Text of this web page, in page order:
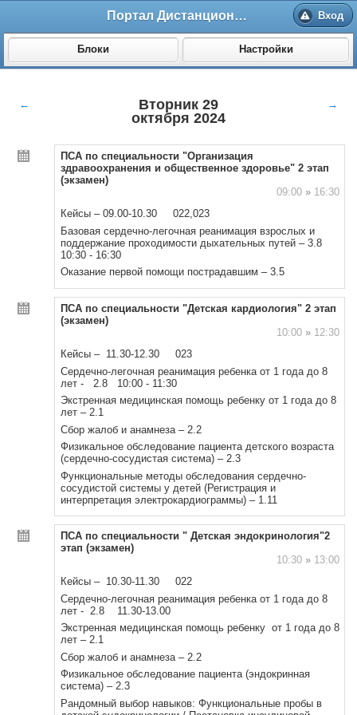
Портал Дистанционного обучения ВолгГМУ Вход
Блоки Настройки
←
Вторник 29
октября 2024
→
ПСА по специальности "Организация
здравоохранения и общественное здоровье" 2 этап
(экзамен)
09:00 »16:30
Кейсы – 09.00-10.30 022,023
Базовая сердечно-легочная реанимация взрослых и
поддержание проходимости дыхательных путей – 3.8
10:30 - 16:30
Оказание первой помощи пострадавшим – 3.5
ПСА по специальности "Детская кардиология" 2 этап
(экзамен)
10:00 »12:30
Кейсы – 11.30-12.30 023
Сердечно-легочная реанимация ребенка от 1 года до 8
лет - 2.8 10:00 - 11:30
Экстренная медицинская помощь ребенку от 1 года до 8
лет – 2.1
Сбор жалоб и анамнеза – 2.2
Физикальное обследование пациента детского возраста
(сердечно-сосудистая система) – 2.3
Функциональные методы обследования сердечно-
сосудистой системы у детей (Регистрация и
интерпретация электрокардиограммы) – 1.11
ПСА по специальности " Детская эндокринология"2
этап (экзамен)
10:30 »13:00
Кейсы – 10.30-11.30 022
Сердечно-легочная реанимация ребенка от 1 года до 8
лет - 2.8 11.30-13.00
Экстренная медицинская помощь ребенку от 1 года до 8
лет – 2.1
Сбор жалоб и анамнеза – 2.2
Физикальное обследование пациента (эндокринная
система) – 2.3
Рандомный выбор навыков: Функциональные пробы в